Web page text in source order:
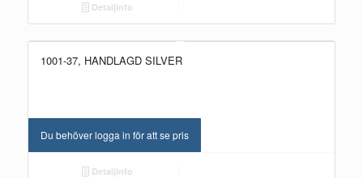
Detaljinfo
1001-37, HANDLAGD SILVER
Du behöver logga in för att se pris
Detaljinfo